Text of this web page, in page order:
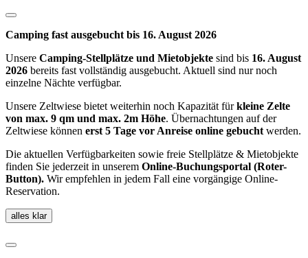
Camping fast ausgebucht bis 16. August 2026
Unsere Camping-Stellplätze und Mietobjekte sind bis 16. August
2026 bereits fast vollständig ausgebucht. Aktuell sind nur noch
einzelne Nächte verfügbar.
Unsere Zeltwiese bietet weiterhin noch Kapazität fürkleine Zelte
von max. 9 qm und max. 2m Höhe. Übernachtungen auf der
Zeltwiese können erst 5 Tage vor Anreise online gebucht werden.
Die aktuellen Verfügbarkeiten sowie freie Stellplätze & Mietobjekte
finden Sie jederzeit in unserem Online-Buchungsportal (Roter-
Button). Wir empfehlen in jedem Fall eine vorgängige Online-
Reservation.
alles klar